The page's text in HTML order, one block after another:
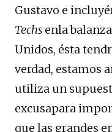
Gustavo e
Techs enla
Unidos, ésta
verdad, estamos
utiliza un
excusapara
que las grandes